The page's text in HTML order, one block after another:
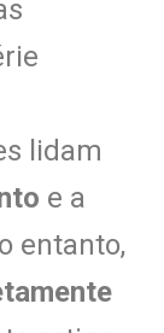
lidam
e a
entanto,